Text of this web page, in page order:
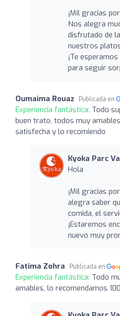
¡Mil gracias
Nos alegra
disfrutado de
nuestros
¡Te
para seguir
Oumaima Rouaz Publicada en
Experiencia fantástica: Todo
buen trato, todos muy
satisfecha y lo recomiendo
Kyoka Parc
Hola
¡Mil gracias
alegra saber
comida, el
¡Estaremos
nuevo muy
Fatima Zohra Publicada en
Experiencia fantástica: Todo
amables, lo recomendamos